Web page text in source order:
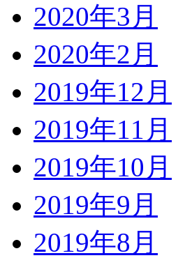
2020年3月
2020年2月
2019年12月
2019年11月
2019年10月
2019年9月
2019年8月